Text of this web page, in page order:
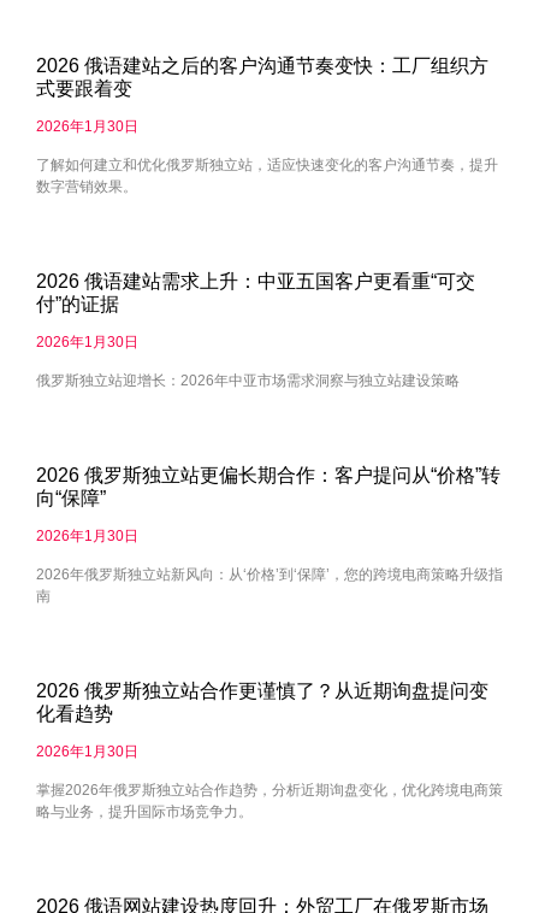
2026 俄语建站之后的客户沟通节奏变快：工厂组织方
式要跟着变
2026年1月30日
了解如何建立和优化俄罗斯独立站，适应快速变化的客户沟通节奏，提升
数字营销效果。
2026 俄语建站需求上升：中亚五国客户更看重“可交
付”的证据
2026年1月30日
俄罗斯独立站迎增长：2026年中亚市场需求洞察与独立站建设策略
2026 俄罗斯独立站更偏长期合作：客户提问从“价格”转
向“保障”
2026年1月30日
2026年俄罗斯独立站新风向：从‘价格’到‘保障’，您的跨境电商策略升级指
南
2026 俄罗斯独立站合作更谨慎了？从近期询盘提问变
化看趋势
2026年1月30日
掌握2026年俄罗斯独立站合作趋势，分析近期询盘变化，优化跨境电商策
略与业务，提升国际市场竞争力。
2026 俄语网站建设热度回升：外贸工厂在俄罗斯市场